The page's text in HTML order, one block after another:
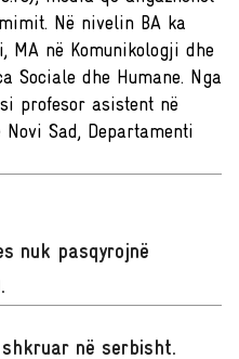
Në nivelin BA ka
MA në Komunikologji dhe
Sociale dhe Humane. Nga
profesor asistent në
Sad, Departamenti
nuk pasqyrojnë
në serbisht.